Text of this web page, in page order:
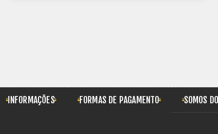
INFORMAÇÕES FORMAS DE PAGAMENTO SOMOS